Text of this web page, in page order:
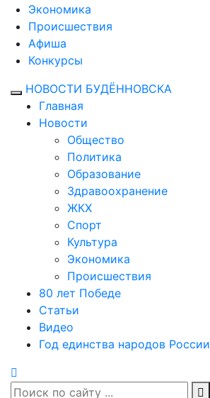
Экономика
Происшествия
Афиша
Конкурсы
НОВОСТИ БУДЁННОВСКА
Главная
Новости
Общество
Политика
Образование
Здравоохранение
ЖКХ
Спорт
Культура
Экономика
Происшествия
80 лет Победе
Статьи
Видео
Год единства народов России